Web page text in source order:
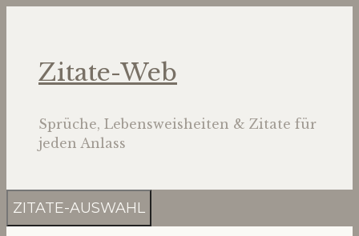
Zitate-Web
Sprüche, Lebensweisheiten & Zitate für
jeden Anlass
ZITATE-AUSWAHL